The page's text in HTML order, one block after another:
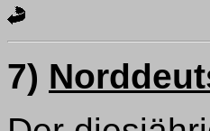
7)